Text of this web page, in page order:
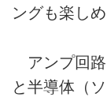
ングも楽しめ
アンプ回路
と半導体（